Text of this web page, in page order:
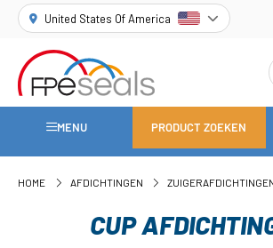
United States Of America
MENU PRODUCT ZOEKEN
HOME AFDICHTINGEN
CUP